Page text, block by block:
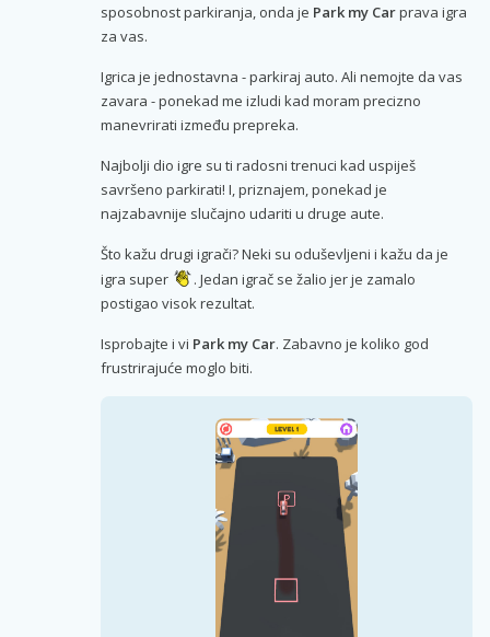
sposobnost parkiranja, onda je Park my Carprava igra
za vas.
Igrica je jednostavna - parkiraj auto. Ali nemojte da vas
zavara - ponekad me izludi kad moram precizno
manevrirati između prepreka.
Najbolji dio igre su ti radosni trenuci kad uspiješ
savršeno parkirati! I, priznajem, ponekad je
najzabavnije slučajno udariti u druge aute.
Što kažu drugi igrači? Neki su oduševljeni i kažu da je
igra super
. Jedan igrač se žalio jer je zamalo
postigao visok rezultat.
Isprobajte i vi Park my Car. Zabavno je koliko god
frustrirajuće moglo biti.